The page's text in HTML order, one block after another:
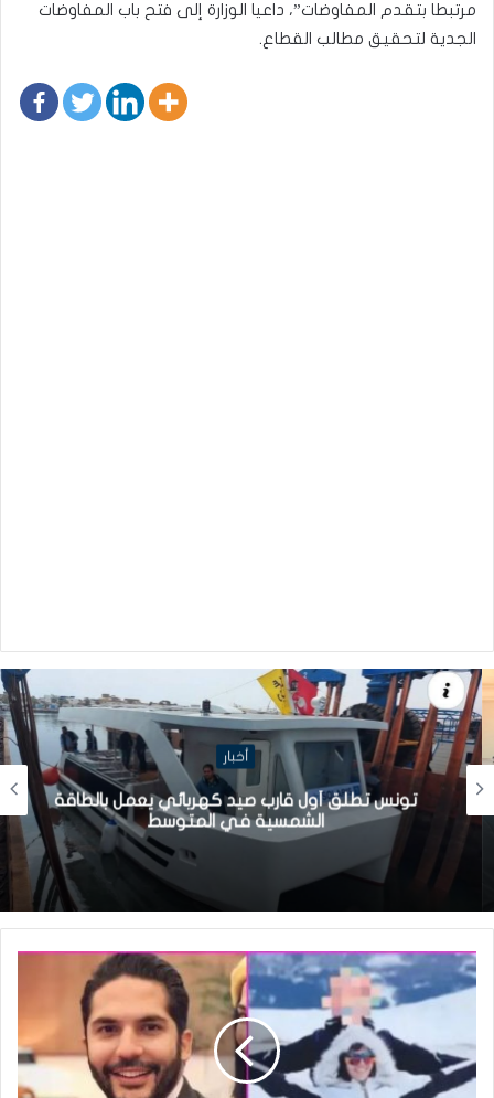
مرتبطا بتقدم المفاوضات”، داعيا الوزارة إلى فتح باب المفاوضات
الجدية لتحقيق مطالب القطاع.
أخبار
تونس تطلق أول قارب صيد كهربائي يعمل بالطاقة
الشمسية في المتوسط